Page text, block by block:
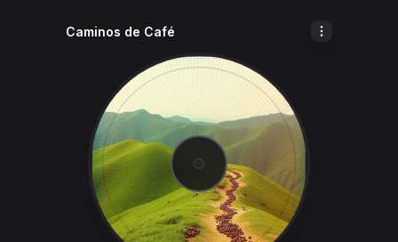
Caminos de Café